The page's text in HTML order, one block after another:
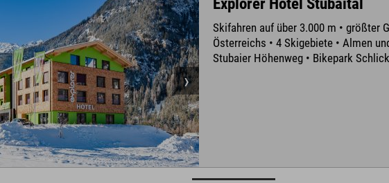
Explorer Hotel Stubaital
Skifahren auf über 3.000 m • größter
Österreichs • 4 Skigebiete • Almen
Stubaier Höhenweg • Bikepark